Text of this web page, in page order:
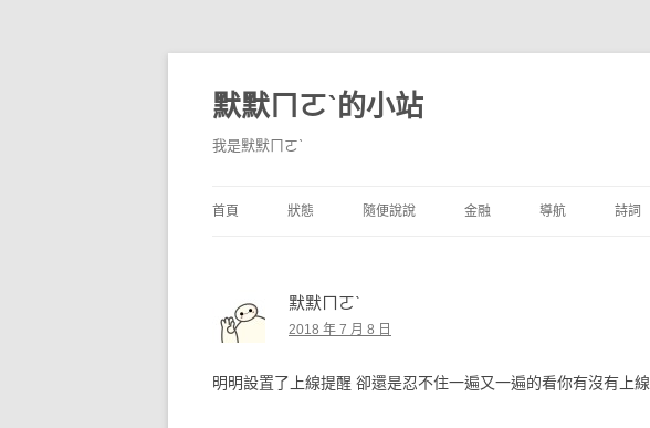
默默ㄇㄛˋ的小站
我是默默ㄇㄛˋ
首頁 狀態
獨白
隨便說說 金融
境外銀行
導航 詩詞
默默ㄇㄛˋ
2018 年 7 月 8 日
明明設置了上線提醒 卻還是忍不住一遍又一遍的看你有沒有上線